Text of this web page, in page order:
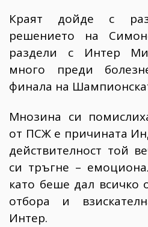
Wellness
1817
ПОСЛЕДВАЙТЕ
НИ
Краят дойде с
решението на
раздели с Интер
много преди
финала на
Мнозина си
от ПСЖ е причината
действителност той
си тръгне –
като беше дал всичко
отбора и
Интер.